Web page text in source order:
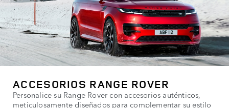
ACCESORIOS RANGE ROVER
Personalice su Range Rover con accesorios auténticos,
meticulosamente diseñados para complementar su estilo